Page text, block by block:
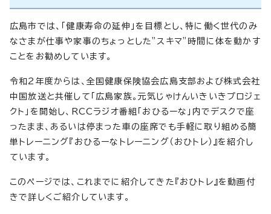
広島市では、「健康寿命の延伸」を目標とし、特に働く世代のみ
なさまが仕事や家事のちょっとした”スキマ”時間に体を動かす
ことをお勧めしています。
令和2年度からは、全国健康保険協会広島支部および株式会社
中国放送と共催して「広島家族。元気じゃけんいきいきプロジェ
クト」を開始し、RCCラジオ番組「おひるーな」内でデスクで座
ったまま、あるいは停まった車の座席でも手軽に取り組める簡
単トレーニング『おひるーなトレーニング（おひトレ）』を紹介し
ています。
このページでは、これまでに紹介してきた『おひトレ』を動画付
きで詳しくご紹介しています。